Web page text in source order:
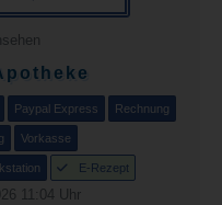
Paypal Express Rechnung
Vorkasse
E-Rezept
11:04 Uhr